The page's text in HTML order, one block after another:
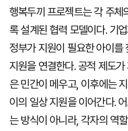
행복두끼 프로젝트는 각 주체
록 설계된 협력 모델이다. 기
정부가 지원이 필요한 아이를
지원을 연결한다. 공적 제도
은 민간이 메우고, 이후에는
이의 일상 지원을 이어간다.
는 방식이 아니라, 각자의 역